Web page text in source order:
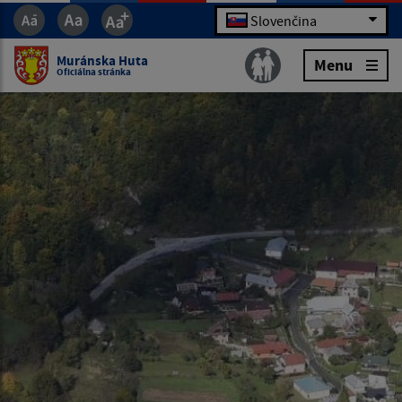
Slovenčina
Muránska Huta
Oficiálna stránka Menu